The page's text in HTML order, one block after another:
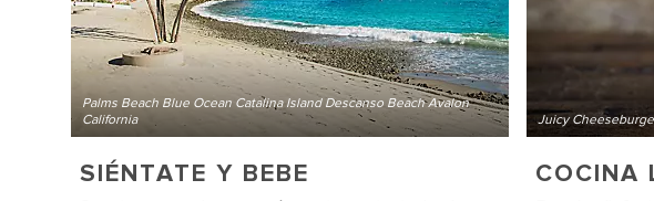
Palms Beach Blue Ocean Catalina Island Descanso Beach Avalon
California
SIÉNTATE Y BEBE
Juicy
COCINA